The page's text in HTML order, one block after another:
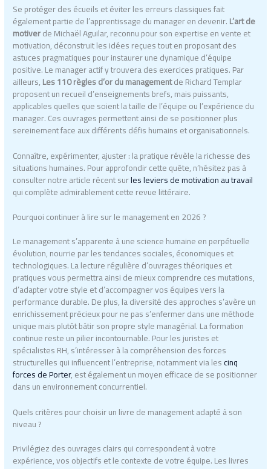
Se protéger des écueils et éviter les erreurs classiques fait
également partie de l’apprentissage du manager en devenir.L’art de
motiverde Michaël Aguilar, reconnu pour son expertise en vente et
motivation, déconstruit les idées reçues tout en proposant des
astuces pragmatiques pour instaurer une dynamique d’équipe
positive. Le manager actif y trouvera des exercices pratiques. Par
ailleurs,Les 110 règles d’or du managementde Richard Templar
proposent un recueil d’enseignements brefs, mais puissants,
applicables quelles que soient la taille de l’équipe ou l’expérience du
manager. Ces ouvrages permettent ainsi de se positionner plus
sereinement face aux différents défis humains et organisationnels.
Connaître, expérimenter, ajuster : la pratique révèle la richesse des
situations humaines. Pour approfondir cette quête, n’hésitez pas à
consulter notre article récent surles leviers de motivation au travail
qui complète admirablement cette revue littéraire.
Pourquoi continuer à lire sur le management en 2026 ?
Le management s’apparente à une science humaine en perpétuelle
évolution, nourrie par les tendances sociales, économiques et
technologiques. La lecture régulière d’ouvrages théoriques et
pratiques vous permettra ainsi de mieux comprendre ces mutations,
d’adapter votre style et d’accompagner vos équipes vers la
performance durable. De plus, la diversité des approches s’avère un
enrichissement précieux pour ne pas s’enfermer dans une méthode
unique mais plutôt bâtir son propre style managérial. La formation
continue reste un pilier incontournable. Pour les juristes et
spécialistes RH, s’intéresser à la compréhension des forces
structurelles qui influencent l’entreprise, notamment via lescinq
forces de Porter, est également un moyen efficace de se positionner
dans un environnement concurrentiel.
Quels critères pour choisir un livre de management adapté à son
niveau ?
Privilégiez des ouvrages clairs qui correspondent à votre
expérience, vos objectifs et le contexte de votre équipe. Les livres